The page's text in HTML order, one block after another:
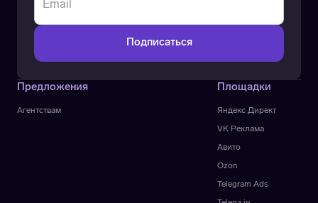
Предложения
Агентствам Яндекс Директ
VK Реклама
Площадки
Авито
Ozon
Telegram Ads